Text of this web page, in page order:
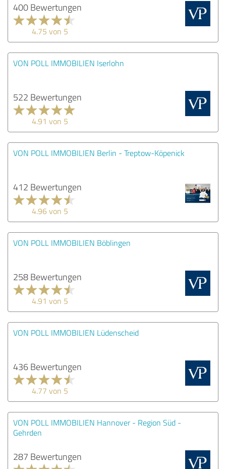
400 Bewertungen
4.75 von 5
VON POLL IMMOBILIEN Iserlohn
522 Bewertungen
4.91 von 5
VON POLL IMMOBILIEN Berlin - Treptow-Köpenick
412 Bewertungen
4.96 von 5
VON POLL IMMOBILIEN Böblingen
258 Bewertungen
4.91 von 5
VON POLL IMMOBILIEN Lüdenscheid
436 Bewertungen
4.77 von 5
VON POLL IMMOBILIEN Hannover - Region Süd -
Gehrden
287 Bewertungen